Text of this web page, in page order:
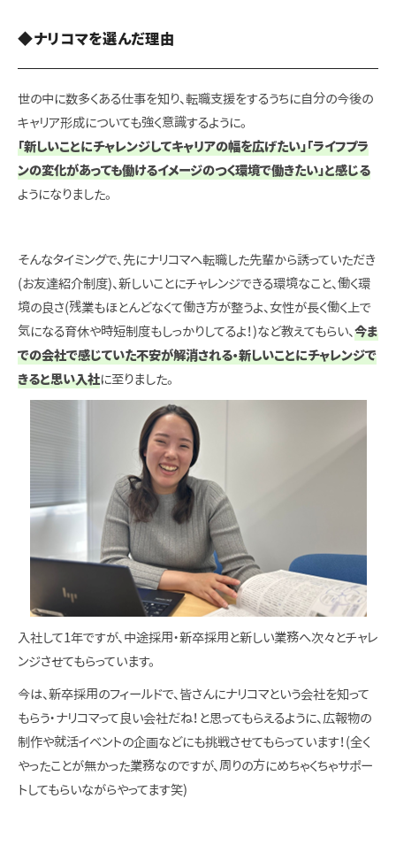
◆ナリコマを選んだ理由
世の中に数多くある仕事を知り、転職支援をするうちに自分の今後の
キャリア形成についても強く意識するように。
「新しいことにチャレンジしてキャリアの幅を広げたい」「ライフプラ
ンの変化があっても働けるイメージのつく環境で働きたい」と感じる
ようになりました。
そんなタイミングで、先にナリコマへ転職した先輩から誘っていただき
(お友達紹介制度)、 新しいことにチャレンジできる環境なこと、働く環
境の良さ(残業もほとんどなくて働き方が整うよ、女性が長く働く上で
気になる育休や時短制度もしっかりしてるよ！)など教えてもらい、 今ま
での会社で感じていた不安が解消される・新しいことにチャレンジで
きると思い入社に至りました。
入社して1年ですが、中途採用・新卒採用と新しい業務へ次々とチャレ
ンジさせてもらっています。
今は、新卒採用のフィールドで、皆さんにナリコマという会社を知って
もらう・ナリコマって良い会社だね！と思ってもらえるように、広報物の
制作や就活イベントの企画などにも挑戦させてもらっています！(全く
やったことが無かった業務なのですが、周りの方にめちゃくちゃサポー
トしてもらいながらやってます笑)